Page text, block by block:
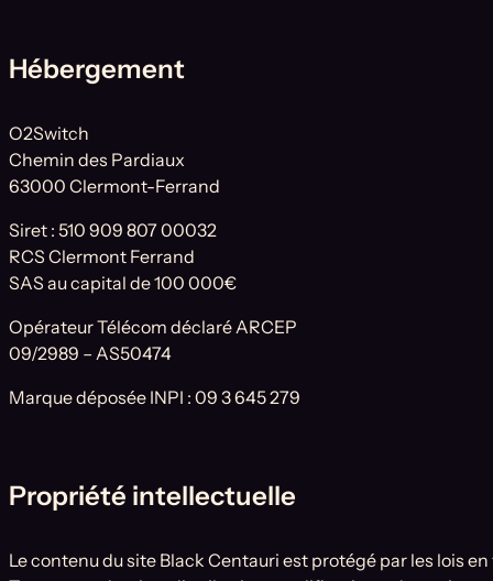
Hébergement
O2Switch
Chemin des Pardiaux
63000 Clermont-Ferrand
Siret : 510 909 807 00032
RCS Clermont Ferrand
SAS au capital de 100 000€
Opérateur Télécom déclaré ARCEP
09/2989 – AS50474
Marque déposée INPI : 09 3 645 279
Propriété intellectuelle
Le contenu du site Black Centauri est protégé par les lois